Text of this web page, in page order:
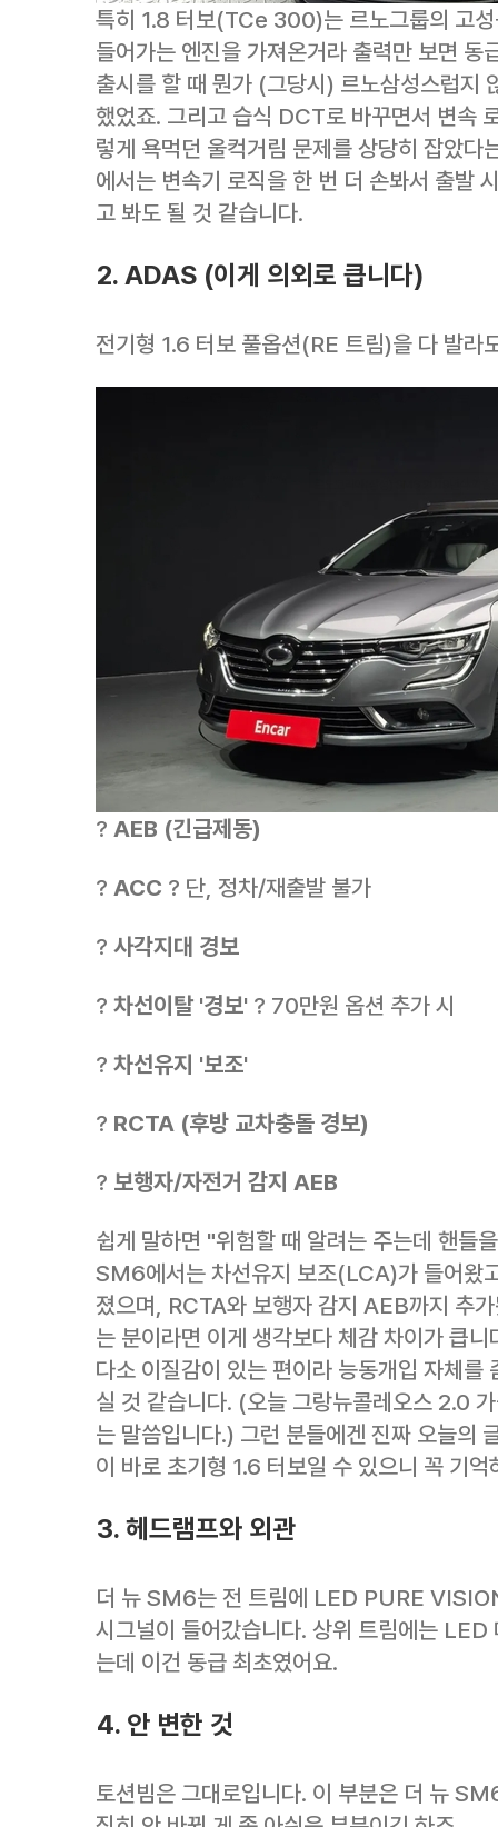
특히 1.8 터보(TCe 300)는 르노그룹의 고
들어가는 엔진을 가져온거라 출력만 보면 동
출시를 할 때 뭔가 (그당시) 르노삼성스럽지
했었죠. 그리고 습식 DCT로 바꾸면서 변속
렇게 욕먹던 울컥거림 문제를 상당히 잡았
에서는 변속기 로직을 한 번 더 손봐서 출발
고 봐도 될 것 같습니다.
2. ADAS (이게 의외로 큽니다)
전기형 1.6 터보 풀옵션(RE 트림)을 다 발라
? AEB (긴급제동)
? ACC ? 단, 정차/재출발 불가
? 사각지대 경보
? 차선이탈 '경보' ? 70만원 옵션 추가 시
? 차선유지 '보조'
? RCTA (후방 교차충돌 경보)
? 보행자/자전거 감지 AEB
쉽게 말하면 "위험할 때 알려는 주는데 핸들
SM6에서는 차선유지 보조(LCA)가 들어왔
졌으며, RCTA와 보행자 감지 AEB까지 추
는 분이라면 이게 생각보다 체감 차이가 큽
다소 이질감이 있는 편이라 능동개입 자체를
실 것 같습니다. (오늘 그랑뉴콜레오스 2.0
는 말씀입니다.) 그런 분들에겐 진짜 오늘의
이 바로 초기형 1.6 터보일 수 있으니 꼭 기억
3. 헤드램프와 외관
더 뉴 SM6는 전 트림에 LED PURE
시그널이 들어갔습니다. 상위 트림에는
는데 이건 동급 최초였어요.
4. 안 변한 것
토션빔은 그대로입니다. 이 부분은 더 뉴